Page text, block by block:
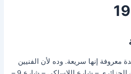
معروفة إنها سريعة. وده لأن الفنيين